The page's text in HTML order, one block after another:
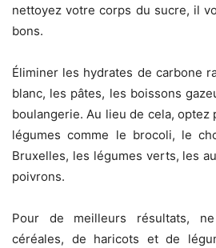
nettoyez votre corps du sucre, il
bons.
Éliminer les hydrates de carbone
blanc, les pâtes, les boissons
boulangerie. Au lieu de cela,
légumes comme le brocoli, le
Bruxelles, les légumes verts, les
poivrons.
Pour de meilleurs résultats,
céréales, de haricots et de